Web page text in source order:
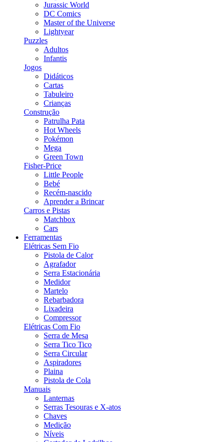
Jurassic World
DC Comics
Master of the Universe
Lightyear
Puzzles
Adultos
Infantis
Jogos
Didáticos
Cartas
Tabuleiro
Crianças
Construção
Patrulha Pata
Hot Wheels
Pokémon
Mega
Green Town
Fisher-Price
Little People
Bebé
Recém-nascido
Aprender a Brincar
Carros e Pistas
Matchbox
Cars
Ferramentas
Elétricas Sem Fio
Pistola de Calor
Agrafador
Serra Estacionária
Medidor
Martelo
Rebarbadora
Lixadeira
Compressor
Elétricas Com Fio
Serra de Mesa
Serra Tico Tico
Serra Circular
Aspiradores
Plaina
Pistola de Cola
Manuais
Lanternas
Serras Tesouras e X-atos
Chaves
Medição
Níveis